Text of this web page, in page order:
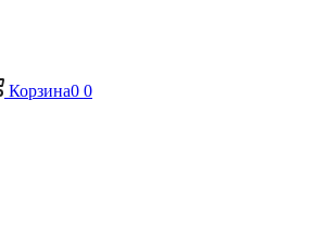
Корзина0 0